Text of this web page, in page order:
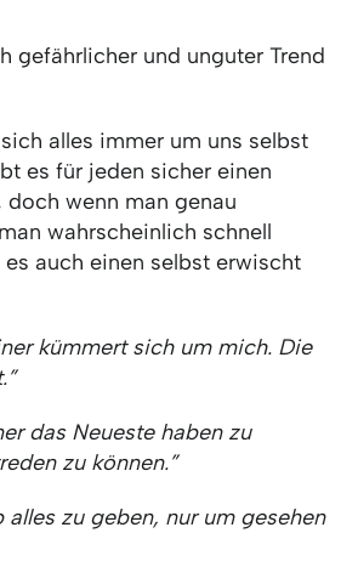
gefährlicher und unguter Trend
alles immer um uns selbst
es für jeden sicher einen
doch wenn man genau
wahrscheinlich schnell
auch einen selbst erwischt
kümmert sich um mich. Die
das Neueste haben zu
zu können.”
alles zu geben, nur um gesehen